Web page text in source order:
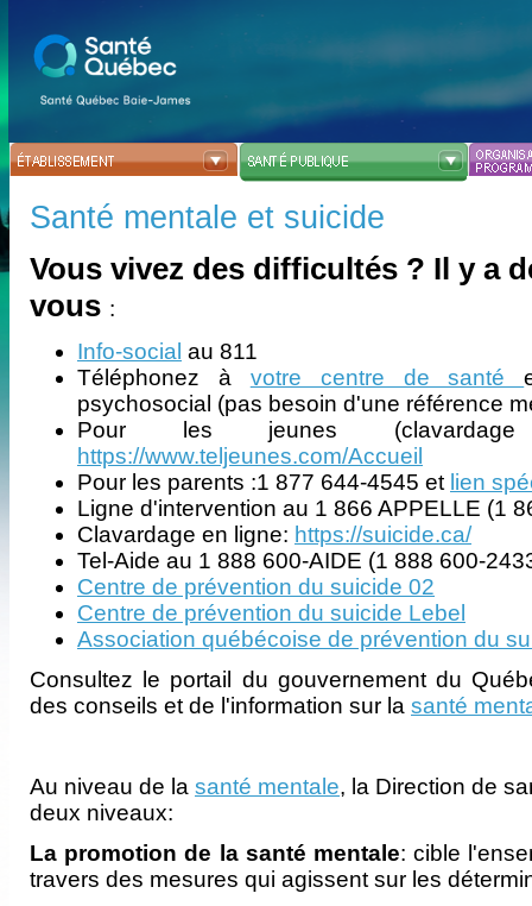
Santé mentale et suicide
Vous vivez des difficultés ? Il y a
vous :
Info-social au 811
Téléphonez à votre centre de santé
psychosocial (pas besoin d'une référence
Pour les jeunes
https://www.teljeunes.com/Accueil
Pour les parents :1 877 644-4545 et lien
Ligne d'intervention au 1 866 APPELLE (1
Clavardage en ligne: https://suicide.ca/
Tel-Aide au 1 888 600-AIDE (1 888 600-
Centre de prévention du suicide 02
Centre de prévention du suicide Lebel
Association québécoise de prévention du
Consultez le portail du gouvernement du
des conseils et de l'information sur la santé
Au niveau de la santé mentale, la Direction de
deux niveaux:
La promotion de la santé mentale: cible
travers des mesures qui agissent sur les